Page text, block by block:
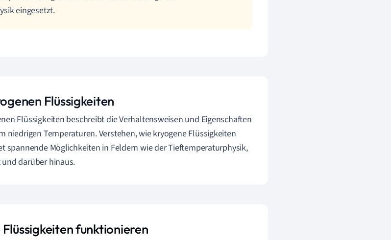
eingesetzt.
Flüssigkeiten
Flüssigkeiten beschreibt die Verhaltensweisen und Eigenschaften
niedrigen Temperaturen. Verstehen, wie kryogene Flüssigkeiten
spannende Möglichkeiten in Feldern wie der Tieftemperaturphysik,
darüber hinaus.
funktionieren